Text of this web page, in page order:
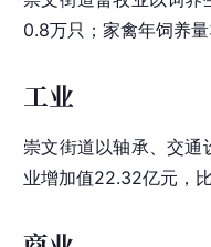
0.8万只；家禽年饲养
工业
崇文街道以轴承、交通
业增加值22.32亿元，